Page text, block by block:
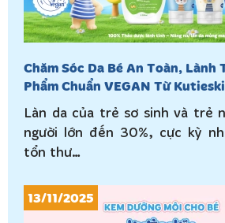
Chăm Sóc Da Bé An Toàn, Lành
Phẩm Chuẩn VEGAN Từ
Làn da của trẻ sơ sinh và trẻ
người lớn đến 30%, cực kỳ
tổn thư…
13/11/2025